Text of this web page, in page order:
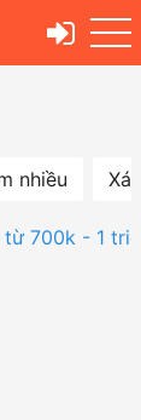
nhiều
từ 700k - 1